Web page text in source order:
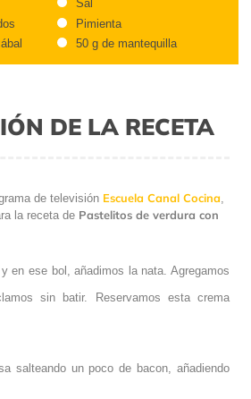
Sal
Pimienta
50 g de mantequilla
DE LA RECETA
de televisión Escuela Canal Cocina,
la receta de Pastelitos de verdura con
en ese bol, añadimos la nata. Agregamos
sin batir. Reservamos esta crema
salteando un poco de bacon, añadiendo